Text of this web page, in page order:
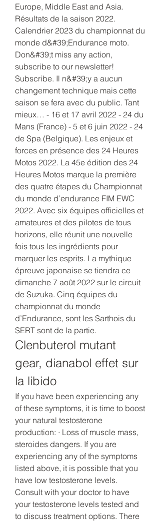
Europe, Middle East and Asia.
Résultats de la saison 2022.
Calendrier 2023 du championnat du
monde d&#39;Endurance moto.
Don&#39;t miss any action,
subscribe to our newsletter!
Subscribe. Il n&#39;y a aucun
changement technique mais cette
saison se fera avec du public. Tant
mieux… - 16 et 17 avril 2022 - 24 du
Mans (France) - 5 et 6 juin 2022 - 24
de Spa (Belgique). Les enjeux et
forces en présence des 24 Heures
Motos 2022. La 45e édition des 24
Heures Motos marque la première
des quatre étapes du Championnat
du monde d’endurance FIM EWC
2022. Avec six équipes officielles et
amateures et des pilotes de tous
horizons, elle réunit une nouvelle
fois tous les ingrédients pour
marquer les esprits. La mythique
épreuve japonaise se tiendra ce
dimanche 7 août 2022 sur le circuit
de Suzuka. Cinq équipes du
championnat du monde
d’Endurance, sont les Sarthois du
SERT sont de la partie.
Clenbuterol mutant
gear, dianabol effet sur
la libido
If you have been experiencing any
of these symptoms, it is time to boost
your natural testosterone
production: · Loss of muscle mass,
steroides dangers. If you are
experiencing any of the symptoms
listed above, it is possible that you
have low testosterone levels.
Consult with your doctor to have
your testosterone levels tested and
to discuss treatment options. There